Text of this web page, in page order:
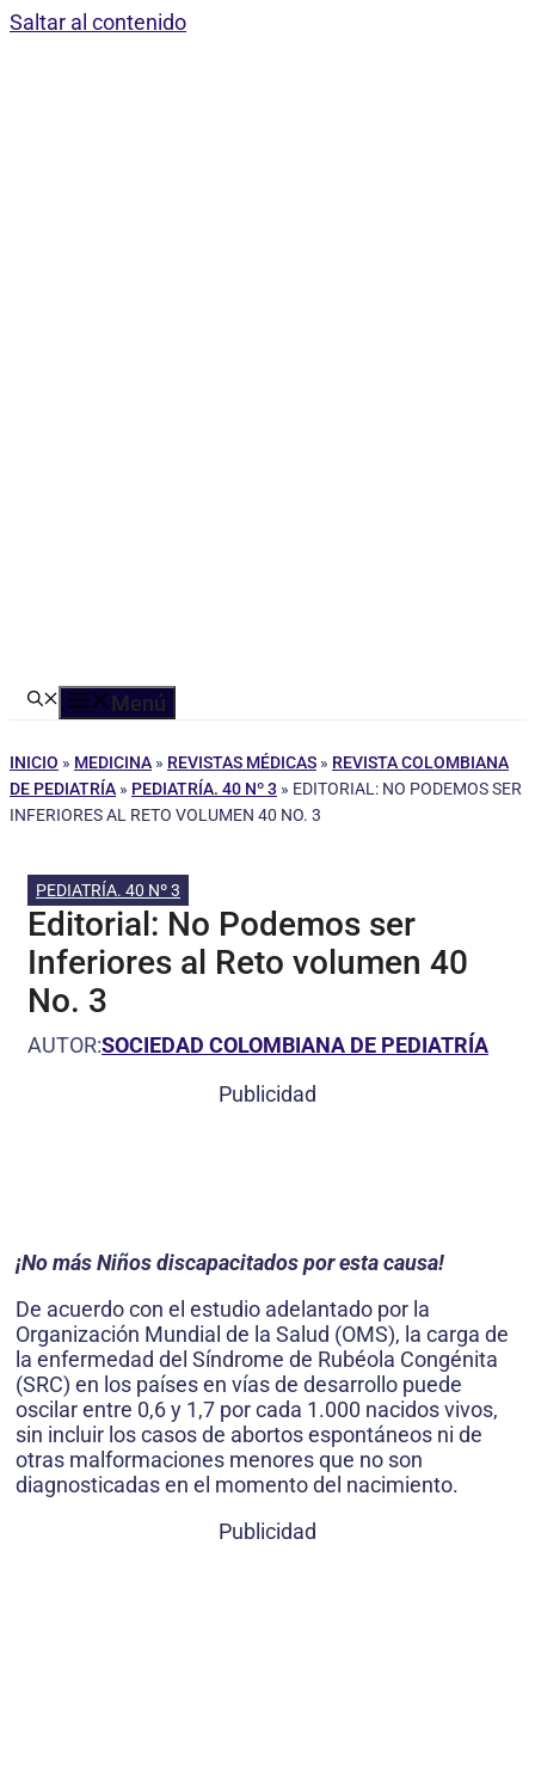
Saltar al contenido
Menú
INICIO » MEDICINA » REVISTAS MÉDICAS » REVISTA COLOMBIANA
DE PEDIATRÍA » PEDIATRÍA. 40 Nº 3 » EDITORIAL: NO PODEMOS SER
INFERIORES AL RETO VOLUMEN 40 NO. 3
PEDIATRÍA. 40 Nº 3
Editorial: No Podemos ser
Inferiores al Reto volumen 40
No. 3
AUTOR:SOCIEDAD COLOMBIANA DE PEDIATRÍA
Publicidad
¡No más Niños discapacitados por esta causa!
De acuerdo con el estudio adelantado por la
Organización Mundial de la Salud (OMS), la carga de
la enfermedad del Síndrome de Rubéola Congénita
(SRC) en los países en vías de desarrollo puede
oscilar entre 0,6 y 1,7 por cada 1.000 nacidos vivos,
sin incluir los casos de abortos espontáneos ni de
otras malformaciones menores que no son
diagnosticadas en el momento del nacimiento.
Publicidad